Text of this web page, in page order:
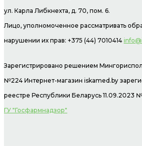
ул. Карла Либкнехта, д. 70, пом. 6.
Лицо, уполномоченное рассматривать
нарушении их прав: +375 (44) 7010414
Зарегистрировано решением
№224 Интернет-магазин iskamed.by
реестре Республики Беларусь 11.09.2023
ГУ "Госфармнадзор"